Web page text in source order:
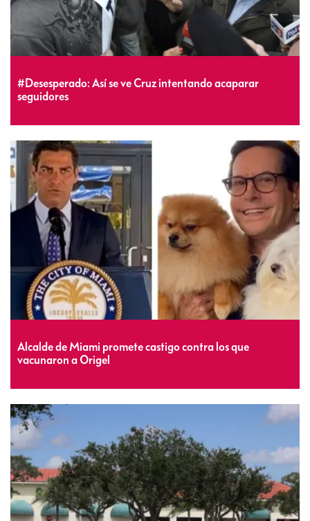
#Desesperado: Así se ve Cruz intentando acaparar
seguidores
Alcalde de Miami promete castigo contra los que
vacunaron a Origel